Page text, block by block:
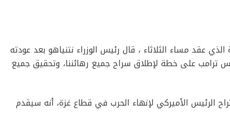
عقد مساء الثلاثاء ، قال رئيس الوزراء نتنياهو بعد عودته
ترامب على خطة لإطلاق سراح جميع رهائننا، وتحقيق جميع
الرئيس الأميركي لإنهاء الحرب في قطاع غزة، أنه سيقدم